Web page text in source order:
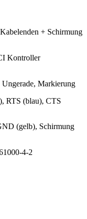
+ Schirmung
Kontroller
Markierung
RTS (blau), CTS
(gelb), Schirmung
4-2